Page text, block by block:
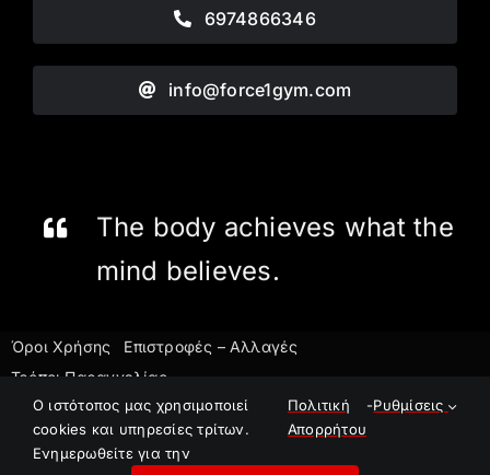
6974866346
info@force1gym.com
The body achieves what the
mind believes.
Όροι Χρήσης
Επιστροφές – Αλλαγές
Τρόποι Παραγγελίας
©2023 Force1 Gym
E-Shop powered by
O ιστότοπος μας χρησιμοποιεί
cookies και υπηρεσίες τρίτων.
Ενημερωθείτε για την
Πολιτική
Απορρήτου
-Ρυθμίσεις